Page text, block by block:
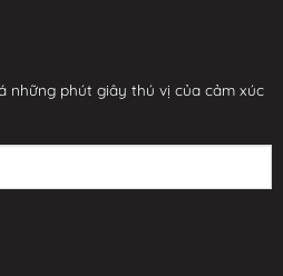
những phút giây thú vị của cảm xúc